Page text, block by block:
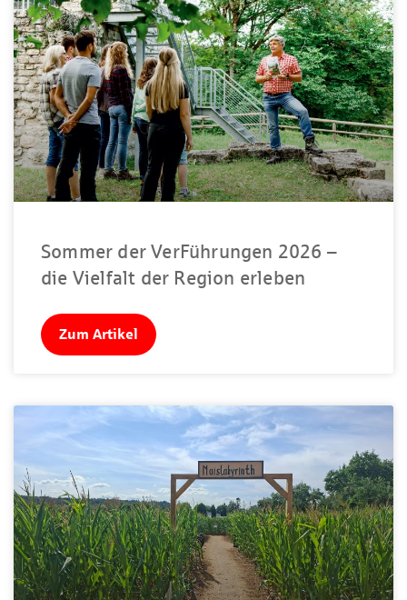
Sommer der VerFührungen 2026 –
die Vielfalt der Region erleben
Zum Artikel